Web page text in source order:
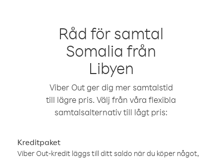
Råd för samtal
Somalia från
Libyen
Viber Out ger dig mer samtalstid
till lägre pris. Välj från våra flexibla
samtalsalternativ till lågt pris:
Kreditpaket
Viber Out-kredit läggs till ditt saldo när du köper något,